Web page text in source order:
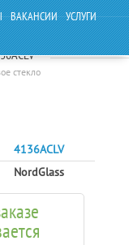
ВАКАНСИИ УСЛУГИ
стекло
4136ACLV
NordGlass